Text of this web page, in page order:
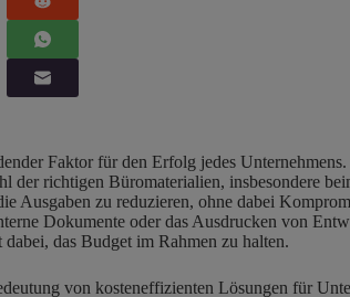
Faktor für den Erfolg jedes
richtigen Büromaterialien, insbesondere
Ausgaben zu reduzieren, ohne dabei
Dokumente oder das Ausdrucken von
das Budget im Rahmen zu halten.
von kosteneffizienten Lösungen für